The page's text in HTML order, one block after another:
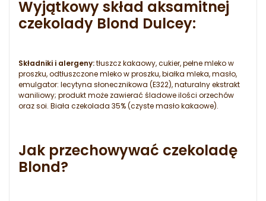
Wyjątkowy skład aksamitnej
czekolady Blond Dulcey:
Składniki i alergeny:tłuszcz kakaowy, cukier, pełne mleko w
proszku, odtłuszczone mleko w proszku, białka mleka, masło,
emulgator: lecytyna słonecznikowa (E322), naturalny ekstrakt
waniliowy; produkt może zawierać śladowe ilości orzechów
oraz soi. Biała czekolada 35% (czyste masło kakaowe).
Jak przechowywać czekoladę
Blond?